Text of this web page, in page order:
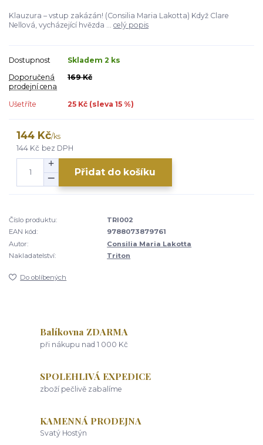
Klauzura – vstup zakázán! (Consilia Maria Lakotta) Když Clare
Nellová, vycházející hvězda ... celý popis
Dostupnost
Skladem 2 ks
Doporučená
prodejní cena
169 Kč
Ušetříte 25 Kč (sleva 15 %)
144 Kč/ks
144 Kč bez DPH
Přidat do košíku
Číslo produktu:
TRI002
EAN kód:
9788073879761
Autor:
Consilia Maria Lakotta
Nakladatelství:
Triton
Do oblíbených
Balíkovna ZDARMA
při nákupu nad 1 000 Kč
SPOLEHLIVÁ EXPEDICE
zboží pečlivě zabalíme
KAMENNÁ PRODEJNA
Svatý Hostýn